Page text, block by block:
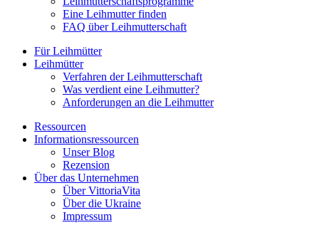
Eine Leihmutter finden
FAQ über Leihmutterschaft
Für Leihmütter
Leihmütter
Verfahren der Leihmutterschaft
Was verdient eine Leihmutter?
Anforderungen an die Leihmutter
Ressourcen
Informationsressourcen
Unser Blog
Rezension
Über das Unternehmen
Über VittoriaVita
Über die Ukraine
Impressum